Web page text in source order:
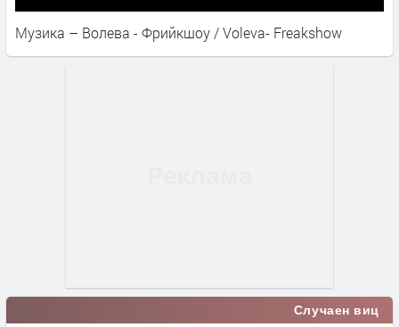
Музика – Волева - Фрийкшоу / Voleva- Freakshow
Случаен виц